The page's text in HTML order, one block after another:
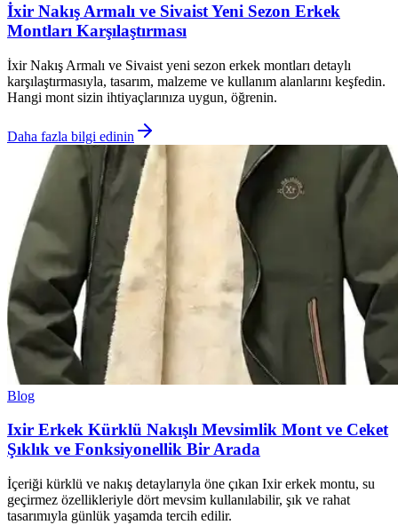
İxir Nakış Armalı ve Sivaist Yeni Sezon Erkek
Montları Karşılaştırması
İxir Nakış Armalı ve Sivaist yeni sezon erkek montları detaylı
karşılaştırmasıyla, tasarım, malzeme ve kullanım alanlarını keşfedin.
Hangi mont sizin ihtiyaçlarınıza uygun, öğrenin.
Daha fazla bilgi edinin
Blog
Ixir Erkek Kürklü Nakışlı Mevsimlik Mont ve Ceket
Şıklık ve Fonksiyonellik Bir Arada
İçeriği kürklü ve nakış detaylarıyla öne çıkan Ixir erkek montu, su
geçirmez özellikleriyle dört mevsim kullanılabilir, şık ve rahat
tasarımıyla günlük yaşamda tercih edilir.